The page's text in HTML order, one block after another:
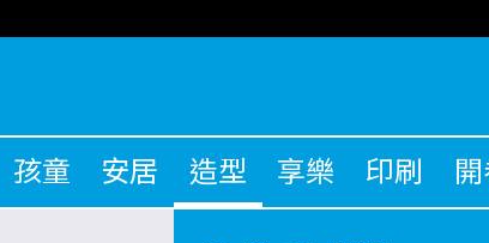
孩童 安居 造型 享樂 印刷